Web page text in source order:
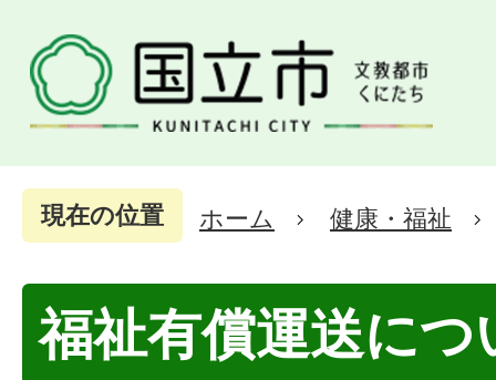
現在の位置 ホーム 健康・福祉
福祉有償運送につ